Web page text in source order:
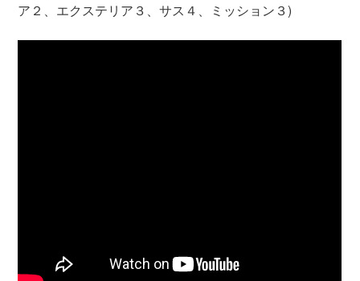
ア２、エクステリア３、サス４、ミッション３)